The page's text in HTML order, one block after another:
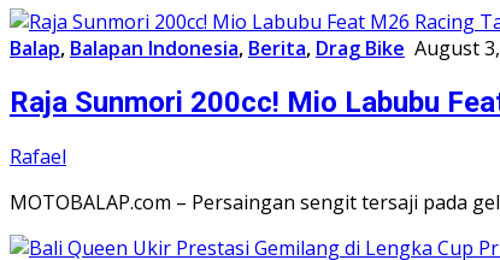
Balap, Balapan Indonesia, Berita, Drag Bike August
Raja Sunmori 200cc! Mio Labubu
Rafael
MOTOBALAP.com – Persaingan sengit tersaji pada